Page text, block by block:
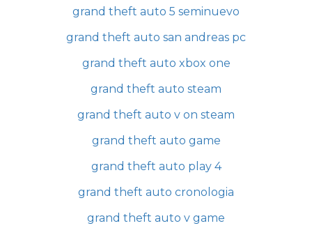
grand theft auto 5 seminuevo
grand theft auto san andreas pc
grand theft auto xbox one
grand theft auto steam
grand theft auto v on steam
grand theft auto game
grand theft auto play 4
grand theft auto cronologia
grand theft auto v game